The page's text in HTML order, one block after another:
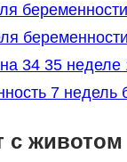
34 35 неделе
7 недель
с животом